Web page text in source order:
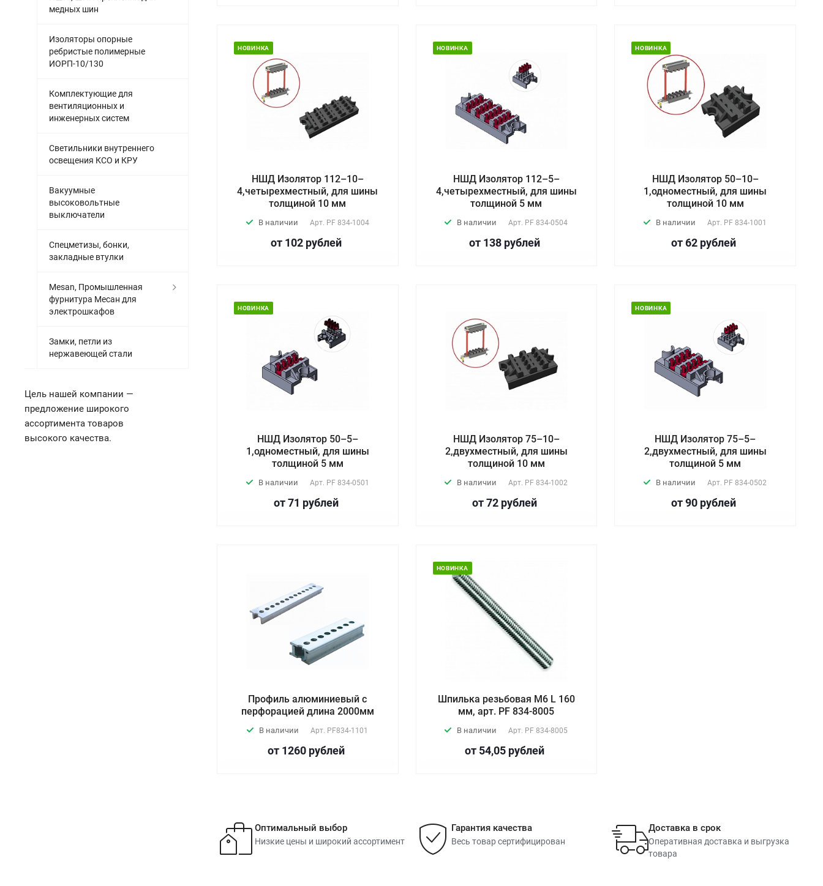
НОВИНКА
НШД Изолятор 112–10–
4,четырехместный, для шины
толщиной 10 мм
В наличии Арт. PF 834-1004
от 102 рублей
НОВИНКА
НШД Изолятор 112–5–
4,четырехместный, для шины
толщиной 5 мм
В наличии Арт. PF 834-0504
от 138 рублей
НОВИНКА
НШД Изолятор 50–10–
1,одноместный, для шины
толщиной 10 мм
В наличии Арт. PF 834-1001
от 62 рублей
НОВИНКА
НШД Изолятор 50–5–
1,одноместный, для шины
толщиной 5 мм
В наличии Арт. PF 834-0501
от 71 рублей
НШД Изолятор 75–10–
2,двухместный, для шины
толщиной 10 мм
В наличии Арт. PF 834-1002
от 72 рублей
НОВИНКА
НШД Изолятор 75–5–
2,двухместный, для шины
толщиной 5 мм
В наличии Арт. PF 834-0502
от 90 рублей
Профиль алюминиевый с
перфорацией длина 2000мм
В наличии Арт. PF834-1101
от 1260 рублей
НОВИНКА
Шпилька резьбовая М6 L 160
мм, арт. PF 834-8005
В наличии Арт. PF 834-8005
от 54,05 рублей
Оптимальный выбор
Низкие цены и широкий ассортимент
Гарантия качества
Весь товар сертифицирован
Доставка в срок
Оперативная доставка и выгрузка
товара
медных шин
Изоляторы опорные
ребристые полимерные
ИОРП-10/130
Комплектующие для
вентиляционных и
инженерных систем
Светильники внутреннего
освещения КСО и КРУ
Вакуумные
высоковольтные
выключатели
Спецметизы, бонки,
закладные втулки
Mesan, Промышленная
фурнитура Месан для
электрошкафов
Замки, петли из
нержавеющей стали
Цель нашей компании —
предложение широкого
ассортимента товаров
высокого качества.